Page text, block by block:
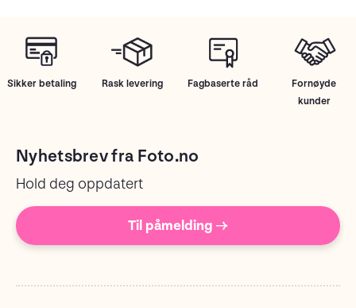
Sikker betaling Rask levering Fagbaserte råd
Fornøyde
kunder
Nyhetsbrev fra Foto.no
Hold deg oppdatert
Til påmelding →